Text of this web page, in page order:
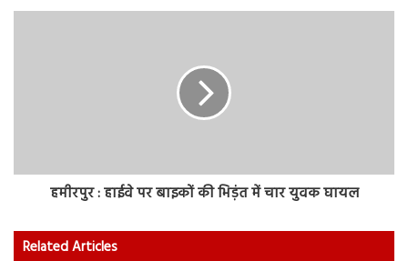
हमीरपुर : हाईवे पर बाइकों की भिड़ंत में चार युवक घायल
Related Articles